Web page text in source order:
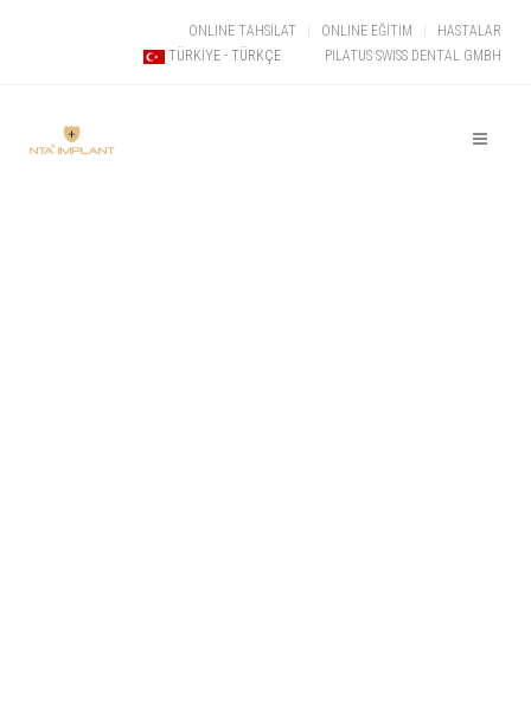
ONLINE TAHSİLAT ONLINE EĞİTİM
HASTALAR
PILATUS SWISS DENTAL GMBH
TÜRKIYE - TÜRKÇE